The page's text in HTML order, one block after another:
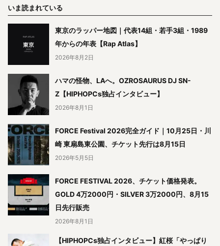
いま読まれている
東京のラッパー地図｜代表14組・若手3組・1989
年からの年表【Rap Atlas】
2026年8月2日
ハマの怪物、LAへ。OZROSAURUS DJ SN-
Z【HIPHOPCs独占インタビュー】
2026年8月1日
FORCE Festival 2026完全ガイド｜10月25日・川
崎 東扇島東公園、チケット先行は8月15日
2026年5月5日
FORCE FESTIVAL 2026、チケット価格発表。
GOLD 4万2000円・SILVER 3万2000円、8月15
日先行販売
2026年8月1日
【HIPHOPCs独占インタビュー】紅桜「やっぱり